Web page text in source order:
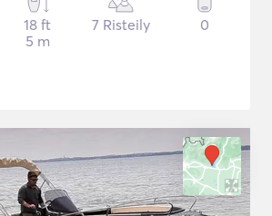
18 ft
5 m
7 Risteily 0